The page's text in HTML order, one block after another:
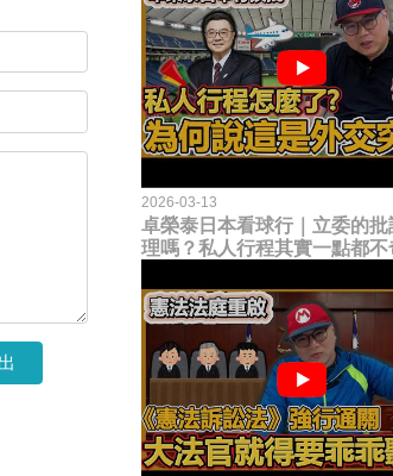
2026-03-13
卓榮泰日本看球行｜立委的批
理嗎？私人行程其實一點都不